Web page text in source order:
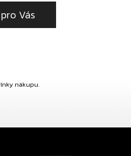
Vás
nákupu.